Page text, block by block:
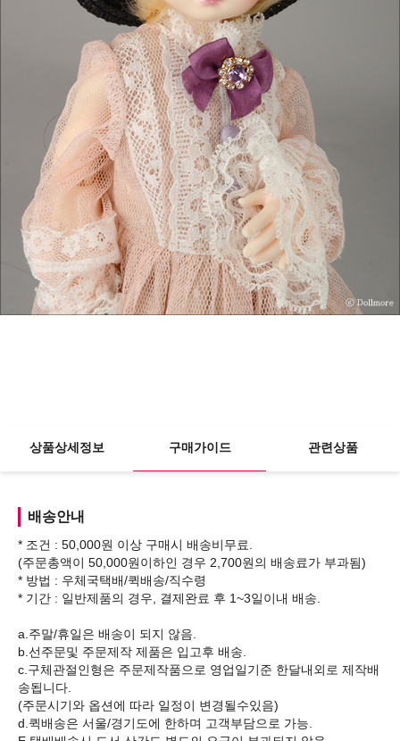
상품상세정보 구매가이드 관련상품
배송안내
* 조건 : 50,000원 이상 구매시 배송비무료.
(주문총액이 50,000원이하인 경우 2,700원의 배송료가 부과됨)
* 방법 : 우체국택배/퀵배송/직수령
* 기간 : 일반제품의 경우, 결제완료 후 1~3일이내 배송.
a.주말/휴일은 배송이 되지 않음.
b.선주문및 주문제작 제품은 입고후 배송.
c.구체관절인형은 주문제작품으로 영업일기준 한달내외로 제작배
송됩니다.
(주문시기와 옵션에 따라 일정이 변경될수있음)
d.퀵배송은 서울/경기도에 한하며 고객부담으로 가능.